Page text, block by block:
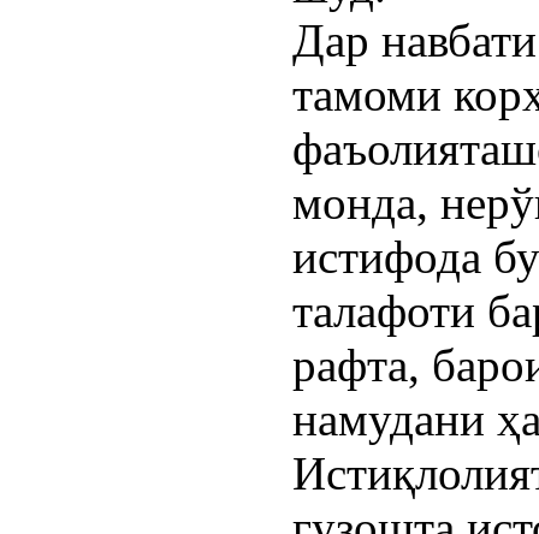
Дар
тамоми
монда,
истифода
талафоти
рафта,
намудани